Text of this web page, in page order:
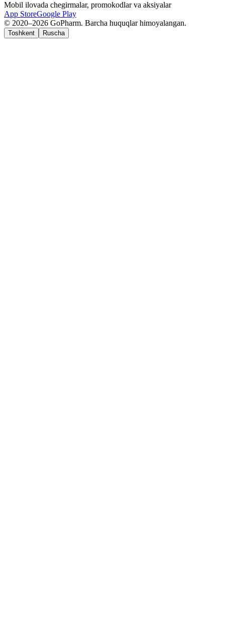
Mobil ilovada chegirmalar, promokodlar va aksiyalar
App StoreGoogle Play
© 2020–2026 GoPharm. Barcha huquqlar himoyalangan.
Toshkent Ruscha